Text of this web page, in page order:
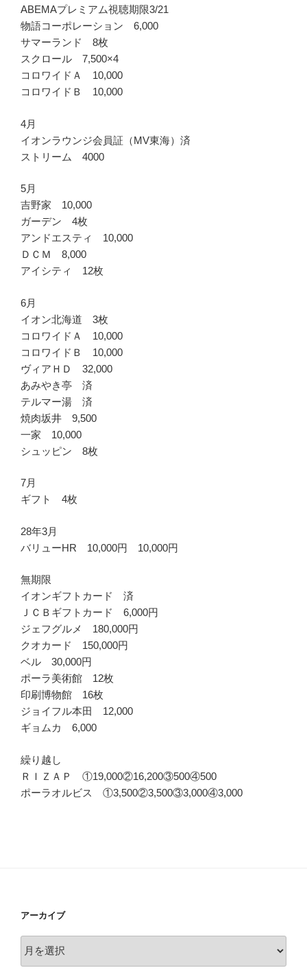
ABEMAプレミアム視聴期限3/21
物語コーポレーション 6,000
サマーランド 8枚
スクロール 7,500×4
コロワイドＡ 10,000
コロワイドＢ 10,000
4月
イオンラウンジ会員証（MV東海）済
ストリーム 4000
5月
吉野家 10,000
ガーデン 4枚
アンドエスティ 10,000
ＤＣＭ 8,000
アイシティ 12枚
6月
イオン北海道 3枚
コロワイドＡ 10,000
コロワイドＢ 10,000
ヴィアＨＤ 32,000
あみやき亭 済
テルマー湯 済
焼肉坂井 9,500
一家 10,000
シュッピン 8枚
7月
ギフト 4枚
28年3月
バリューHR 10,000円 10,000円
無期限
イオンギフトカード 済
ＪＣＢギフトカード 6,000円
ジェフグルメ 180,000円
クオカード 150,000円
ベル 30,000円
ポーラ美術館 12枚
印刷博物館 16枚
ジョイフル本田 12,000
ギョムカ 6,000
繰り越し
ＲＩＺＡＰ ①19,000②16,200③500④500
ポーラオルビス ①3,500②3,500③3,000④3,000
アーカイブ
ー